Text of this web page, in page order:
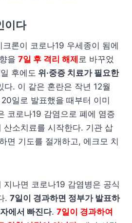
이다
론이 코로나19 우세종이 됨에
을 7일 후 격리 해제 로 바꾸었
후에도 위·중증 치료가 필요한
다. 이 같은 혼란은 작년 12월
일로 발표했을 때부터 이미
코로나19 감염으로 폐에 염증
산소치료를 시작한다. 기관 삽
면 기도를 절개하고, 에크모 치
나면 코로나19 감염병은 공식
. 7일이 경과하면 정부가 발표하
에서 빠진다. 7일이 경과하여